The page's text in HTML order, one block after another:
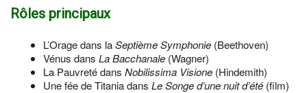
Rôles principaux
L’Orage dans laSeptième Symphonie (Beethoven)
Vénus dans La Bacchanale (Wagner)
La Pauvreté dans Nobilissima Visione (Hindemith)
Une fée de Titania dans Le Songe d’une nuit d’été (film)